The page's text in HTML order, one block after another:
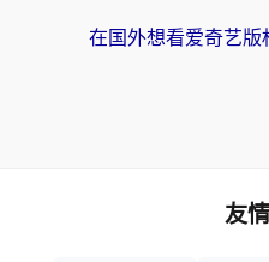
友